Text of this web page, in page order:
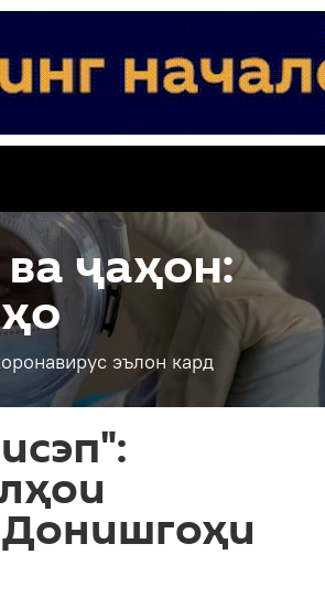
ҷаҳон:
эълон кард